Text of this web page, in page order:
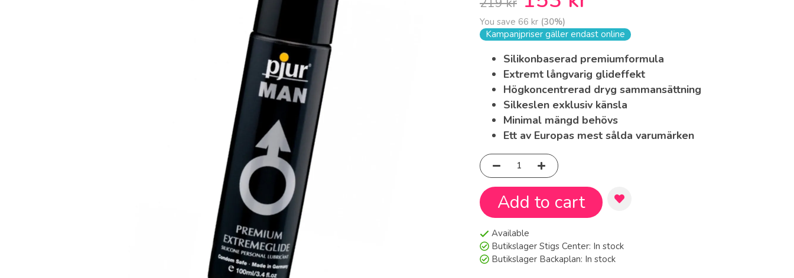
You save 66 kr (30%)
Kampanjpriser gäller endast online
Silikonbaserad premiumformula
Extremt långvarig glideffekt
Högkoncentrerad dryg sammansättning
Silkeslen exklusiv känsla
Minimal mängd behövs
Ett av Europas mest sålda varumärken
Add to cart
Available
Butikslager Stigs Center: In stock
Butikslager Backaplan: In stock